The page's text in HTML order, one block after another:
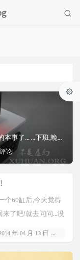
我发现我真只适合做点修理了...没什么别的本事了... ...下班,晚饭... 别人提了一个电子秤给我...叫我帮看看,拿到家里,开箱,发现烧...
论
个60缸后,今天觉得
来了吧!就去问问...没
年 04 月 13 日